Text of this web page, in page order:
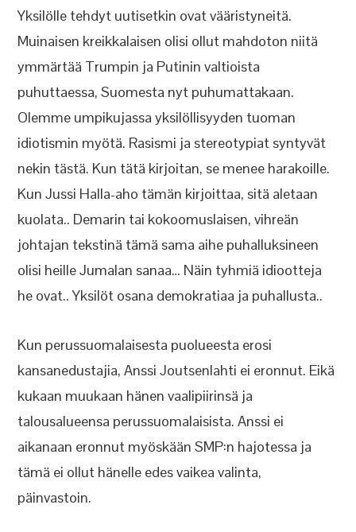
Yksilölle tehdyt uutisetkin ovat vääristyneitä.
Muinaisen kreikkalaisen olisi ollut mahdoton niitä
ymmärtää Trumpin ja Putinin valtioista
puhuttaessa, Suomesta nyt puhumattakaan.
Olemme umpikujassa yksilöllisyyden tuoman
idiotismin myötä. Rasismi ja stereotypiat syntyvät
nekin tästä. Kun tätä kirjoitan, se menee harakoille.
Kun Jussi Halla-aho tämän kirjoittaa, sitä aletaan
kuolata.. Demarin tai kokoomuslaisen, vihreän
johtajan tekstinä tämä sama aihe puhalluksineen
olisi heille Jumalan sanaa… Näin tyhmiä idiootteja
he ovat.. Yksilöt osana demokratiaa ja puhallusta..
Kun perussuomalaisesta puolueesta erosi
kansanedustajia, Anssi Joutsenlahti ei eronnut. Eikä
kukaan muukaan hänen vaalipiirinsä ja
talousalueensa perussuomalaisista. Anssi ei
aikanaan eronnut myöskään SMP:n hajotessa ja
tämä ei ollut hänelle edes vaikea valinta,
päinvastoin.